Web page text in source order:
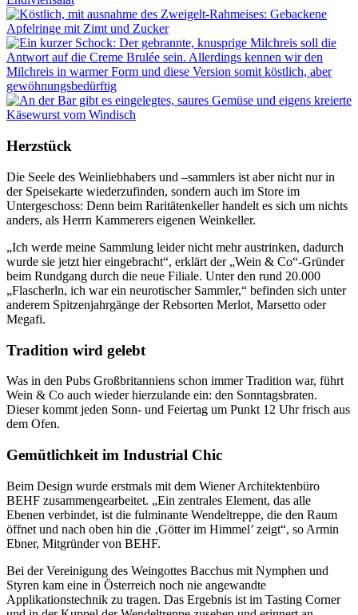
Herzstück
Die Seele des Weinliebhabers und –sammlers ist aber nicht nur in
der Speisekarte wiederzufinden, sondern auch im Store im
Untergeschoss: Denn beim Raritätenkeller handelt es sich um nichts
anders, als Herrn Kammerers eigenen Weinkeller.
„Ich werde meine Sammlung leider nicht mehr austrinken, dadurch
wurde sie jetzt hier eingebracht“, erklärt der „Wein & Co“-Gründer
beim Rundgang durch die neue Filiale. Unter den rund 20.000
„Flascherln, ich war ein neurotischer Sammler,“ befinden sich unter
anderem Spitzenjahrgänge der Rebsorten Merlot, Marsetto oder
Megafi.
Tradition wird gelebt
Was in den Pubs Großbritanniens schon immer Tradition war, führt
Wein & Co auch wieder hierzulande ein: den Sonntagsbraten.
Dieser kommt jeden Sonn- und Feiertag um Punkt 12 Uhr frisch aus
dem Ofen.
Gemütlichkeit im Industrial Chic
Beim Design wurde erstmals mit dem Wiener Architektenbüro
BEHF zusammengearbeitet. „Ein zentrales Element, das alle
Ebenen verbindet, ist die fulminante Wendeltreppe, die den Raum
öffnet und nach oben hin die ‚Götter im Himmel’ zeigt“, so Armin
Ebner, Mitgründer von BEHF.
Bei der Vereinigung des Weingottes Bacchus mit Nymphen und
Styren kam eine in Österreich noch nie angewandte
Applikationstechnik zu tragen. Das Ergebnis ist im Tasting Corner